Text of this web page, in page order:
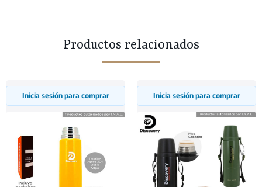
Productos relacionados
Inicia sesión para comprar Inicia sesión para comprar